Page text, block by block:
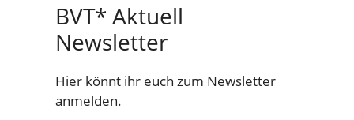
BVT* Aktuell
Newsletter
Hier könnt ihr euch zum Newsletter
anmelden.